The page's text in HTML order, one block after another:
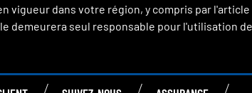
dans votre région, y compris par
seul responsable pour l'utilisation